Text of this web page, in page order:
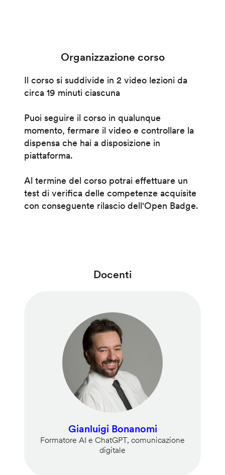
Organizzazione corso
Il corso si suddivide in 2 video lezioni da
circa 19 minuti ciascuna
Puoi seguire il corso in qualunque
momento, fermare il video e controllare la
dispensa che hai a disposizione in
piattaforma.
Al termine del corso potrai effettuare un
test di verifica delle competenze acquisite
con conseguente rilascio dell'Open Badge.
Docenti
Gianluigi Bonanomi
Formatore AI e ChatGPT, comunicazione
digitale